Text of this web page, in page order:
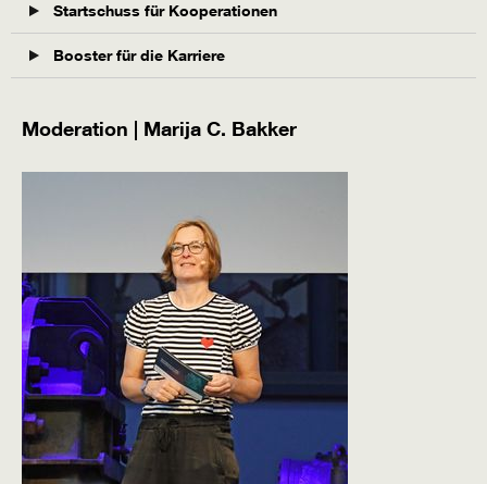
Startschuss für Kooperationen
Booster für die Karriere
Moderation | Marija C. Bakker